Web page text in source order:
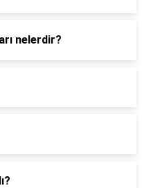
nelerdir?